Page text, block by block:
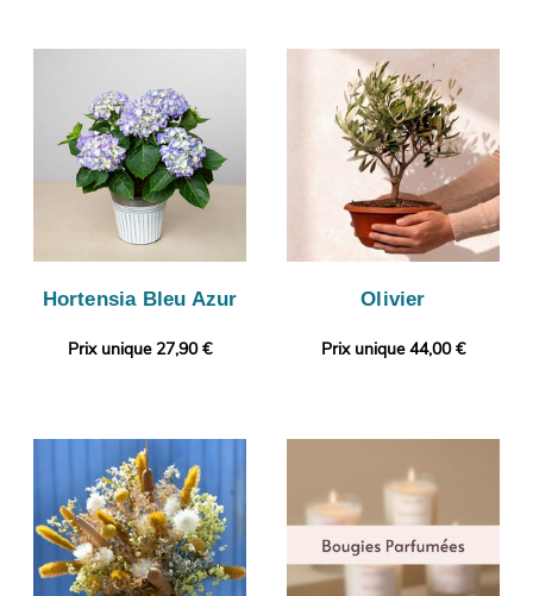
Hortensia Bleu Azur
Prix unique 27,90 €
Olivier
Prix unique 44,00 €